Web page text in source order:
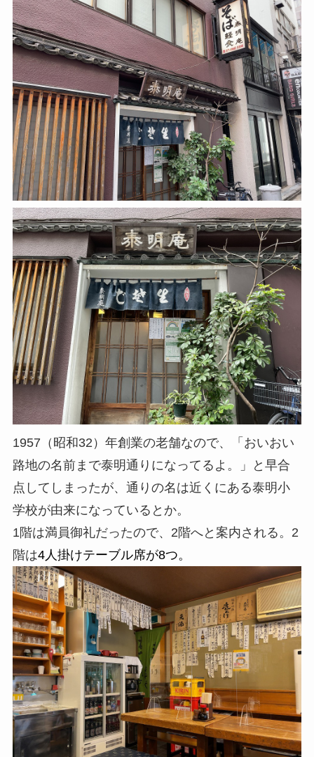
1957（昭和32）年創業の老舗なので、「おいおい
路地の名前まで泰明通りになってるよ。」と早合
点してしまったが、通りの名は近くにある泰明小
学校が由来になっているとか。
1階は満員御礼だったので、2階へと案内される。2
階は4人掛けテーブル席が8つ。